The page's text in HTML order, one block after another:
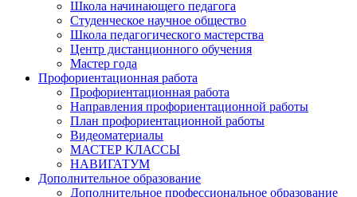
Школа начинающего педагога
Студенческое научное общество
Школа педагогического мастерства
Центр дистанционного обучения
Мастер года
Профориентационная работа
Профориентационная работа
Направления профориентационной работы
План профориентационной работы
Видеоматериалы
МАСТЕР КЛАССЫ
НАВИГАТУМ
Дополнительное образование
Дополнительное профессиональное образование